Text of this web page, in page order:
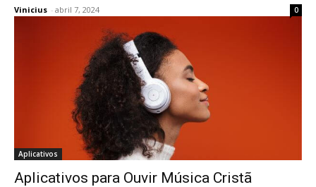
Vinicius - abril 7, 2024 0
Aplicativos
Aplicativos para Ouvir Música Cristã